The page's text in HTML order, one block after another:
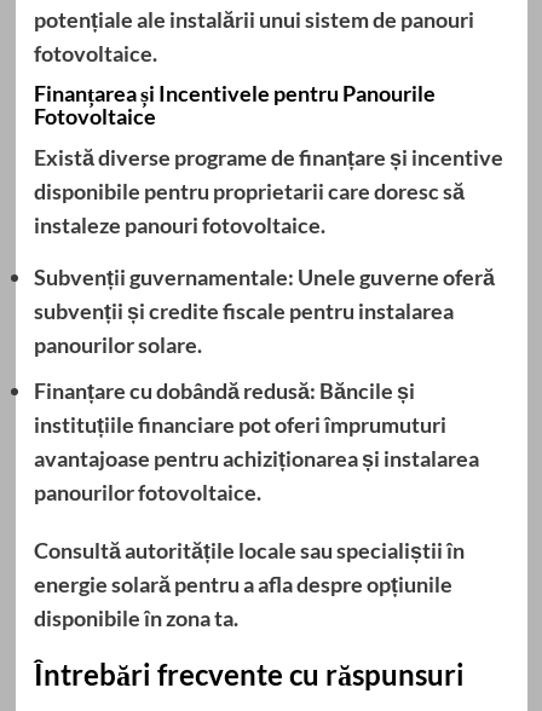
potențiale ale instalării unui sistem de panouri
fotovoltaice.
Finanțarea și Incentivele pentru Panourile
Fotovoltaice
Există diverse programe de finanțare și incentive
disponibile pentru proprietarii care doresc să
instaleze panouri fotovoltaice.
Subvenții guvernamentale: Unele guverne oferă
subvenții și credite fiscale pentru instalarea
panourilor solare.
Finanțare cu dobândă redusă: Băncile și
instituțiile financiare pot oferi împrumuturi
avantajoase pentru achiziționarea și instalarea
panourilor fotovoltaice.
Consultă autoritățile locale sau specialiștii în
energie solară pentru a afla despre opțiunile
disponibile în zona ta.
Întrebări frecvente cu răspunsuri